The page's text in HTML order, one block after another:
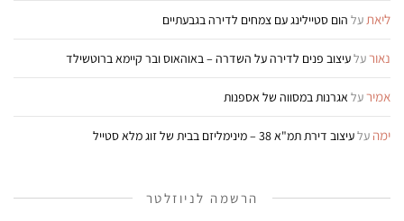
ליאתעל הום סטיילינג עם צמחים לדירה בגבעתיים
נאורעלעיצוב פנים לדירה על השדרה – באוהאוס ובר קיימא ברוטשילד
אמירעל אגרנות במסווה של אספנות
ימה עלעיצוב דירת תמ"א 38 – מינימליזם בבית של זוג מלא סטייל
הרשמה לניוזלטר